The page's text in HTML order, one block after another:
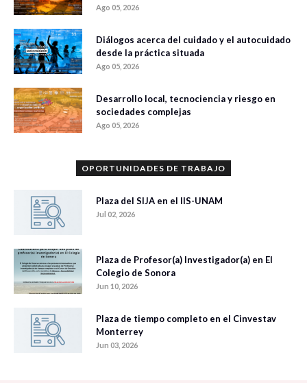
Ago 05, 2026
Diálogos acerca del cuidado y el autocuidado
desde la práctica situada
Ago 05, 2026
Desarrollo local, tecnociencia y riesgo en
sociedades complejas
Ago 05, 2026
OPORTUNIDADES DE TRABAJO
Plaza del SIJA en el IIS-UNAM
Jul 02, 2026
Plaza de Profesor(a) Investigador(a) en El
Colegio de Sonora
Jun 10, 2026
Plaza de tiempo completo en el Cinvestav
Monterrey
Jun 03, 2026